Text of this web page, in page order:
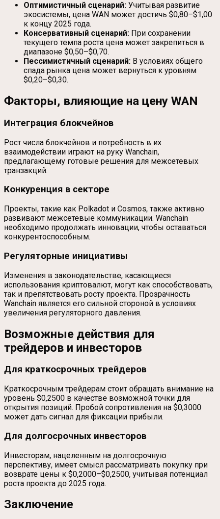
Оптимистичный сценарий: Учитывая развитие
экосистемы, цена WAN может достичь $0,80–$1,00
к концу 2025 года.
Консервативный сценарий: При сохранении
текущего темпа роста цена может закрепиться в
диапазоне $0,50–$0,70.
Пессимистичный сценарий: В условиях общего
спада рынка цена может вернуться к уровням
$0,20–$0,30.
Факторы, влияющие на цену WAN
Интеграция блокчейнов
Рост числа блокчейнов и потребность в их
взаимодействии играют на руку Wanchain,
предлагающему готовые решения для межсетевых
транзакций.
Конкуренция в секторе
Проекты, такие как Polkadot и Cosmos, также активно
развивают межсетевые коммуникации. Wanchain
необходимо продолжать инновации, чтобы оставаться
конкурентоспособным.
Регуляторные инициативы
Изменения в законодательстве, касающиеся
использования криптовалют, могут как способствовать,
так и препятствовать росту проекта. Прозрачность
Wanchain является его сильной стороной в условиях
увеличения регуляторного давления.
Возможные действия для
трейдеров и инвесторов
Для краткосрочных трейдеров
Краткосрочным трейдерам стоит обращать внимание на
уровень $0,2500 в качестве возможной точки для
открытия позиций. Пробой сопротивления на $0,3000
может дать сигнал для фиксации прибыли.
Для долгосрочных инвесторов
Инвесторам, нацеленным на долгосрочную
перспективу, имеет смысл рассматривать покупку при
возврате цены к $0,2000–$0,2500, учитывая потенциал
роста проекта до 2025 года.
Заключение